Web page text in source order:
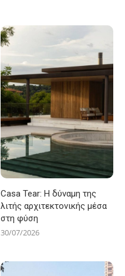
Casa Tear: Η δύναμη της
λιτής αρχιτεκτονικής μέσα
στη φύση
30/07/2026